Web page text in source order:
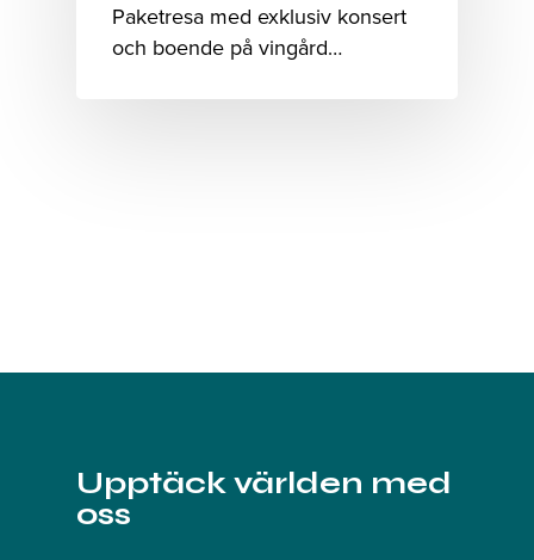
Paketresa med exklusiv konsert
och boende på vingård…
Upptäck världen med
oss